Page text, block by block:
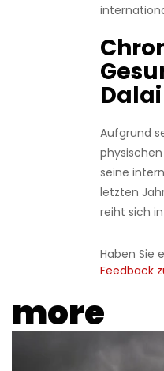
Aufgrund
seine
letzten
reiht sich
Haben Sie
Feedback
more